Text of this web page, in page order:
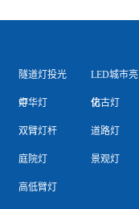
隧道灯投光
灯
LED城市亮
化
中华灯 仿古灯
双臂灯杆 道路灯
庭院灯 景观灯
高低臂灯